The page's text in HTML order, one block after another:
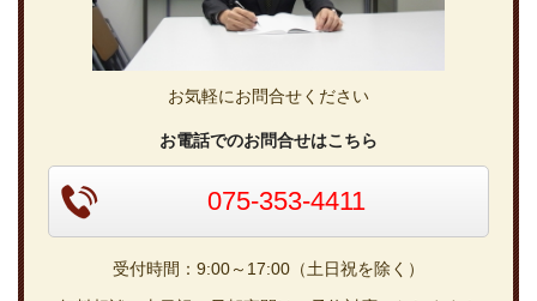
お気軽にお問合せください
お電話でのお問合せはこちら
075-353-4411
受付時間：9:00～17:00（土日祝を除く）